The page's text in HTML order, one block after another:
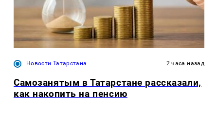
Новости Татарстана 2 часа назад
Самозанятым в Татарстане рассказали,
как накопить на пенсию